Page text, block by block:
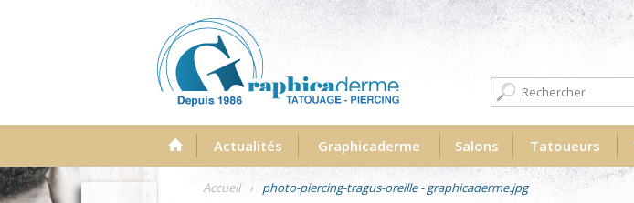
Formulaire de recherche
Menu Actualités Graphicaderme Salons Tatoueurs
Accueil › photo-piercing-tragus-oreille - graphicaderme.jpg